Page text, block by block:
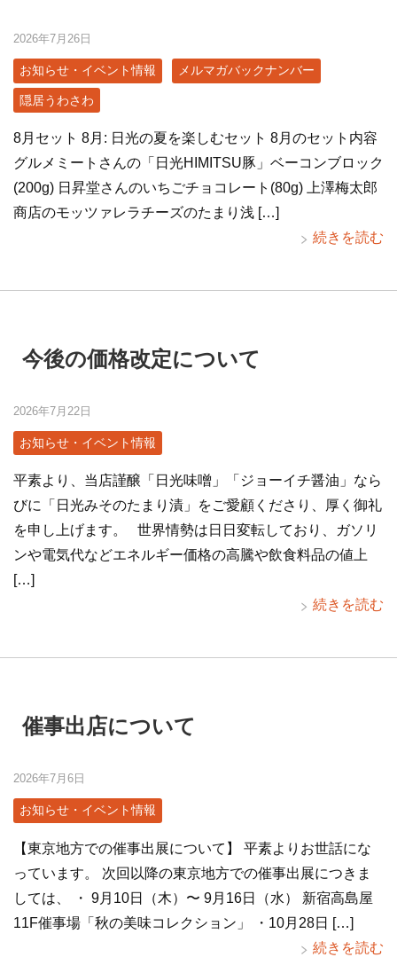
2026年7月26日
お知らせ・イベント情報 メルマガバックナンバー
隠居うわさわ
8月セット 8月: 日光の夏を楽しむセット 8月のセット内容
グルメミートさんの「日光HIMITSU豚」ベーコンブロック
(200g) 日昇堂さんのいちごチョコレート(80g) 上澤梅太郎
商店のモッツァレラチーズのたまり浅 […]
続きを読む
今後の価格改定について
2026年7月22日
お知らせ・イベント情報
平素より、当店謹醸「日光味噌」「ジョーイチ醤油」なら
びに「日光みそのたまり漬」をご愛顧くださり、厚く御礼
を申し上げます。 世界情勢は日日変転しており、ガソリ
ンや電気代などエネルギー価格の高騰や飲食料品の値上
[…]
続きを読む
催事出店について
2026年7月6日
お知らせ・イベント情報
【東京地方での催事出展について】 平素よりお世話にな
っています。 次回以降の東京地方での催事出展につきま
しては、 ・ 9月10日（木）〜 9月16日（水） 新宿高島屋
11F催事場「秋の美味コレクション」 ・10月28日 […]
続きを読む